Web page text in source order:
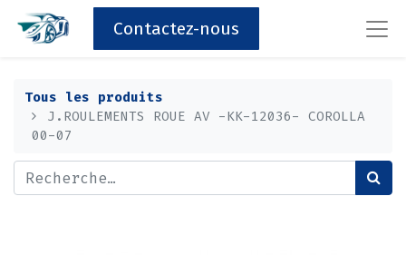
Contactez-nous
Tous les produits
J.ROULEMENTS ROUE AV -KK-12036- COROLLA
00-07